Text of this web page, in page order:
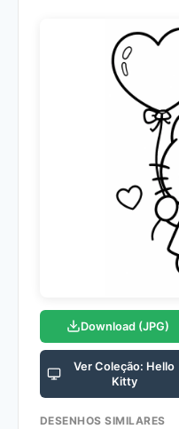
Download (JPG)
Ver Coleção: Hello
Kitty
DESENHOS SIMILARES